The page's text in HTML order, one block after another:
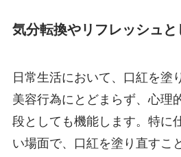
気分転換やリフレッシュと
日常生活において、口紅を塗
美容行為にとどまらず、心理
段としても機能します。特に
い場面で、口紅を塗り直すこ